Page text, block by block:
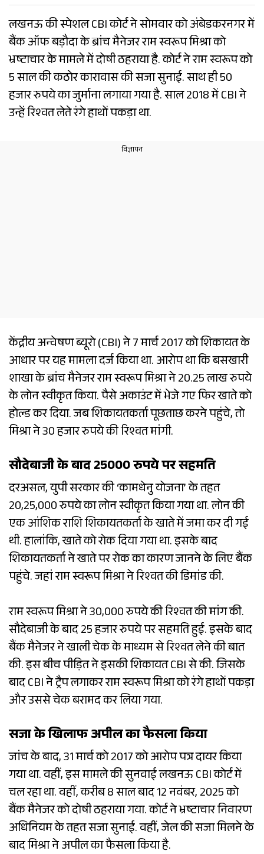
लखनऊ की स्पेशल CBI कोर्ट ने सोमवार को अंबेडकरनगर में
बैंक ऑफ बड़ौदा के ब्रांच मैनेजर राम स्वरूप मिश्रा को
भ्रष्टाचार के मामले में दोषी ठहराया है. कोर्ट ने राम स्वरूप को
5 साल की कठोर कारावास की सजा सुनाई. साथ ही 50
हजार रुपये का जुर्माना लगाया गया है. साल 2018 में CBI ने
उन्हें रिश्वत लेते रंगे हाथों पकड़ा था.
केंद्रीय अन्वेषण ब्यूरो (CBI) ने 7 मार्च 2017 को शिकायत के
आधार पर यह मामला दर्ज किया था. आरोप था कि बसखारी
शाखा के ब्रांच मैनेजर राम स्वरूप मिश्रा ने 20.25 लाख रुपये
के लोन स्वीकृत किया. पैसे अकाउंट में भेजे गए फिर खाते को
होल्ड कर दिया. जब शिकायतकर्ता पूछताछ करने पहुंचे, तो
मिश्रा ने 30 हजार रुपये की रिश्वत मांगी.
सौदेबाजी के बाद 25000 रुपये पर सहमति
दरअसल, युपी सरकार की ‘कामधेनु योजना’ के तहत
20,25,000 रुपये का लोन स्वीकृत किया गया था. लोन की
एक आंशिक राशि शिकायतकर्ता के खाते में जमा कर दी गई
थी. हालांकि, खाते को रोक दिया गया था. इसके बाद
शिकायतकर्ता ने खाते पर रोक का कारण जानने के लिए बैंक
पहुंचे. जहां राम स्वरूप मिश्रा ने रिश्वत की डिमांड की.
राम स्वरूप मिश्रा ने 30,000 रुपये की रिश्वत की मांग की.
सौदेबाजी के बाद 25 हजार रुपये पर सहमति हुई. इसके बाद
बैंक मैनेजर ने खाली चेक के माध्यम से रिश्वत लेने की बात
की. इस बीच पीड़ित ने इसकी शिकायत CBI से की. जिसके
बाद CBI ने ट्रैप लगाकर राम स्वरूप मिश्रा को रंगे हाथों पकड़ा
और उससे चेक बरामद कर लिया गया.
सजा के खिलाफ अपील का फैसला किया
जांच के बाद, 31 मार्च को 2017 को आरोप पत्र दायर किया
गया था. वहीं, इस मामले की सुनवाई लखनऊ CBI कोर्ट में
चल रहा था. वहीं, करीब 8 साल बाद 12 नवंबर, 2025 को
बैंक मैनेजर को दोषी ठहराया गया. कोर्ट ने भ्रष्टाचार निवारण
अधिनियम के तहत सजा सुनाई. वहीं, जेल की सजा मिलने के
बाद मिश्रा ने अपील का फैसला किया है.